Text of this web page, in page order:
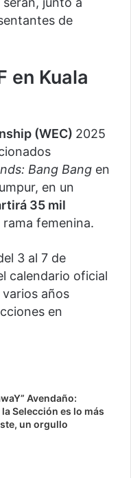
de
en Kuala
(WEC) 2025
Bang Bang en
en un
35 mil
femenina.
3 al 7 de
calendario oficial
varios años
en
Avendaño:
Selección es lo más
un orgullo